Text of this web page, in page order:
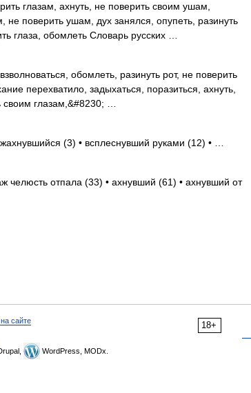
глазам, ахнуть, не поверить своим ушам,
не поверить ушам, дух занялся, опупеть, разинуть
глаза, обомлеть Словарь русских …
обомлеть, разинуть рот, не поверить
перехватило, задыхаться, поразиться, ахнуть,
глазам,&#8230; …
(3) • всплеснувший руками (12) • …
челюсть отпала (33) • ахнувший (61) • ахнувший от
18+
сайте
WordPress, MODx.